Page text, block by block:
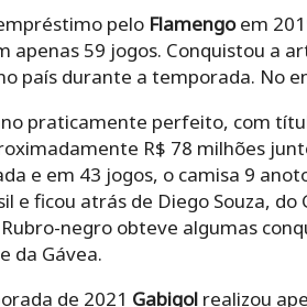
pelo Flamengoem
apenas 59 jogos. Conquistou a
país durante a temporada. No
praticamente perfeito, com
R$ 78 milhões
e em 43 jogos, o camisa 9
e ficou atrás de Diego Souza,
negro obteve algumas
da Gávea.
de 2021 Gabigolrealizou